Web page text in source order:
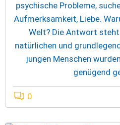
psychische Probleme,
Aufmerksamkeit, Liebe.
Welt? Die Antwort steht
natürlichen und
jungen Menschen
genügend
0